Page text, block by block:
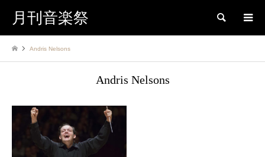
月刊音楽祭 検索
Andris Nelsons
Andris Nelsons